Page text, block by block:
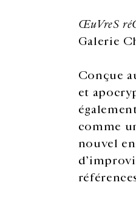
ŒuVreS
Galerie
Conçue
et
comme
nouvel